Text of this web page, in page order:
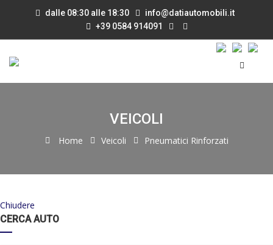
dalle 08:30 alle 18:30
info@datiautomobili.it
+39 0584 914091
VEICOLI
Home Veicoli Pneumatici Rinforzati
Chiudere
CERCA AUTO